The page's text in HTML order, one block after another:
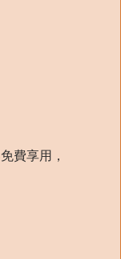
費享用，